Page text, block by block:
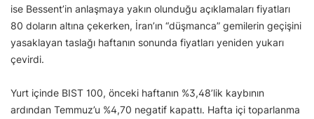
ise Bessent’in anlaşmaya yakın olunduğu açıklamaları fiyatları
80 doların altına çekerken, İran’ın “düşmanca” gemilerin geçişini
yasaklayan taslağı haftanın sonunda fiyatları yeniden yukarı
çevirdi.
Yurt içinde BIST 100, önceki haftanın %3,48’lik kaybının
ardından Temmuz’u %4,70 negatif kapattı. Hafta içi toparlanma